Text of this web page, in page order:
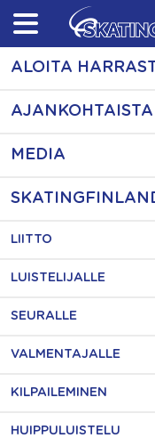
Skip
content
ALOITA
AJANKOHTAISTA
MEDIA
LIITTO
LUISTELIJALLE
SEURALLE
VALMENTAJALLE
KILPAILEMINEN
HUIPPULUISTELU